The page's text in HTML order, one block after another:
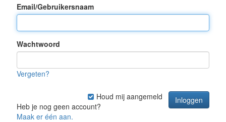
Email/Gebruikersnaam
Wachtwoord
Vergeten?
Houd mij aangemeld
Heb je nog geen account?
Maak er één aan.